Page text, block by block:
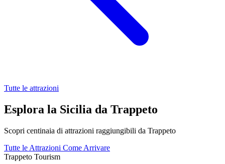
Tutte le attrazioni
Esplora la Sicilia da Trappeto
Scopri centinaia di attrazioni raggiungibili da Trappeto
Tutte le Attrazioni Come Arrivare
Trappeto Tourism